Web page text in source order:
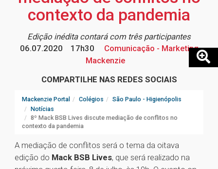
contexto da pandemia
Edição inédita contará com três participantes
06.07.2020
17h30
Comunicação - Marketing
Mackenzie
COMPARTILHE NAS REDES SOCIAIS
Mackenzie Portal Colégios
São Paulo - Higienópolis
Notícias
8º Mack BSB Lives discute mediação de conflitos no
contexto da pandemia
A mediação de conflitos será o tema da oitava
edição do Mack BSB Lives, que será realizado na